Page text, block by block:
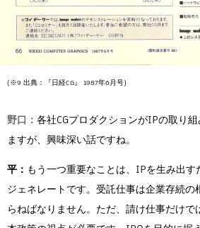
(※9 出典：『日経CG』 1987年6月号)
野口： 各社CGプロダクションがIPの取り
ますが、興味深い話ですね。
平： もう一つ重要なことは、IPを生み出す
ジェネレートです。受託仕事は企業存続
らねばなりません。ただ、請け仕事だけで